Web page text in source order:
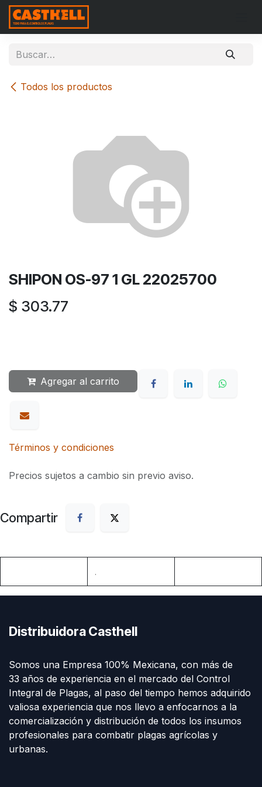
Ir al contenido
Todos los productos
SHIPON OS-97 1 GL 22025700
$ 303.77
Agregar al carrito
Términos y condiciones
Precios sujetos a cambio sin previo aviso.
Compartir
.
Distribuidora Casthell
Somos una Empresa 100% Mexicana, con más de
33 años de experiencia en el mercado del Control
Integral de Plagas, al paso del tiempo hemos adquirido
valiosa experiencia que nos llevo a enfocarnos a la
comercialización y distribución de todos los insumos
profesionales para combatir plagas agrícolas y
urbanas.